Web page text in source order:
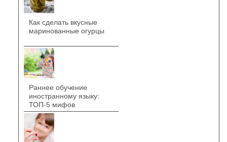
Как сделать вкусные
маринованные огурцы
Раннее обучение
иностранному языку:
ТОП-5 мифов